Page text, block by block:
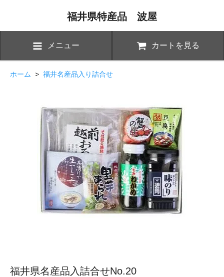
福井県特産品 波屋
メニュー カートを見る
ホーム > 福井名産品入り詰合せ
福井県名産品入詰合せNo.20